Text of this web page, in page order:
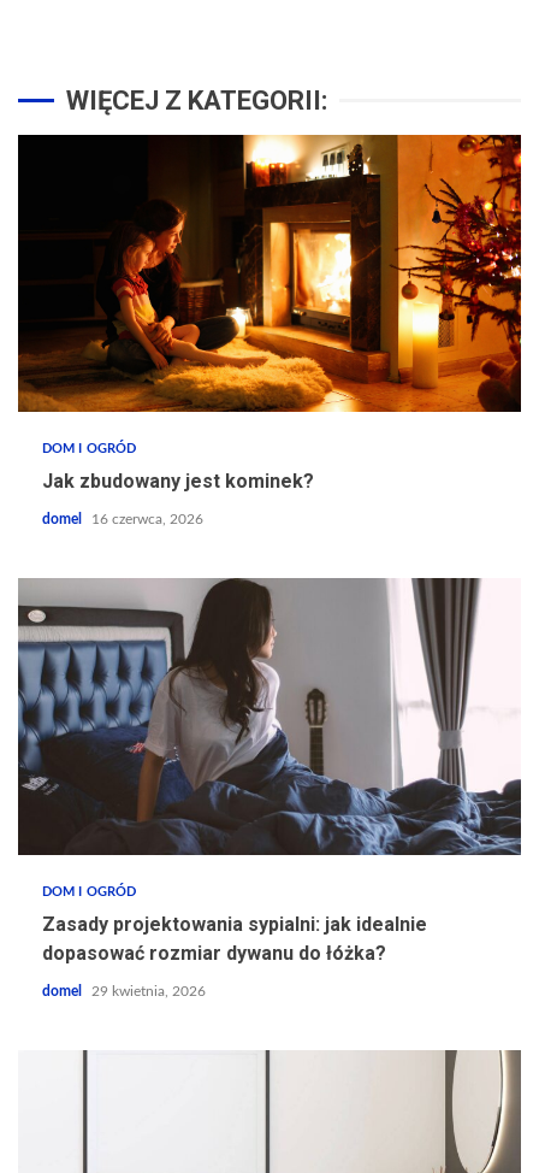
WIĘCEJ Z KATEGORII:
DOM I OGRÓD
Jak zbudowany jest kominek?
domel 16 czerwca, 2026
DOM I OGRÓD
Zasady projektowania sypialni: jak idealnie
dopasować rozmiar dywanu do łóżka?
domel 29 kwietnia, 2026